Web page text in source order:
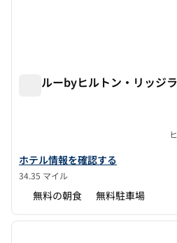
トゥルーbyヒルトン・リッジ
トゥルーbyヒルトン・リッジラン
ホテル情報を確認する
34.35 マイル
無料の朝食 無料駐車場
1/12